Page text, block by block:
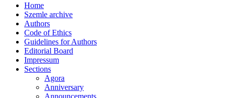
Home
Szemle archive
Authors
Code of Ethics
Guidelines for Authors
Editorial Board
Impressum
Sections
Agora
Anniversary